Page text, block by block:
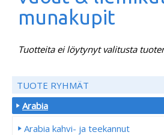
munakupit
Tuotteita ei löytynyt valitusta
TUOTE RYHMÄT
Arabia
Arabia kahvi- ja teekannut